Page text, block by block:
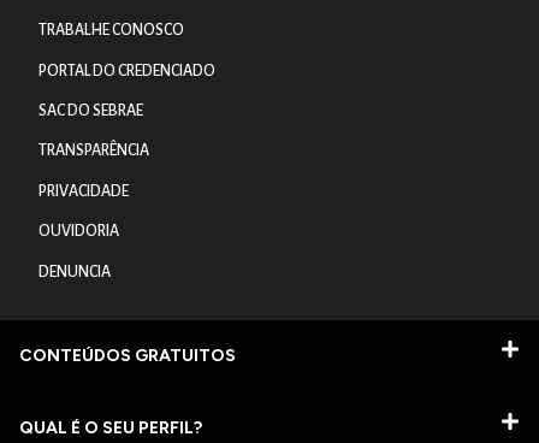
TRABALHE CONOSCO
PORTAL DO CREDENCIADO
SAC DO SEBRAE
TRANSPARÊNCIA
PRIVACIDADE
OUVIDORIA
DENUNCIA
CONTEÚDOS GRATUITOS
QUAL É O SEU PERFIL?